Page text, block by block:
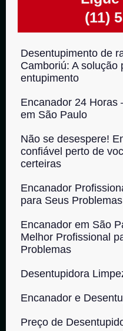
(11)
Desentupimento de
Camboriú: A solução
entupimento
Encanador 24 Horas
em São Paulo
Não se desespere!
confiável perto de
certeiras
Encanador
para Seus
Encanador em São
Melhor Profissional
Problemas
Desentupidora
Encanador e
Preço de